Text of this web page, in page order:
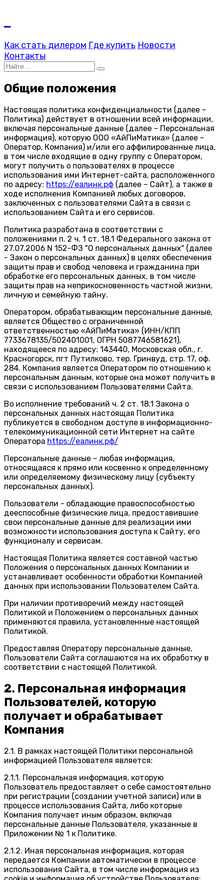
Как стать дилером Где купить Новости
Контакты
Общие положения
Настоящая политика конфиденциальности (далее –
Политика) действует в отношении всей информации,
включая персональные данные (далее – Персональная
информация), которую ООО «АйПиМатика» (далее –
Оператор, Компания) и/или его аффилированные лица,
в том числе входящие в одну группу с Оператором,
могут получить о пользователях в процессе
использования ими Интернет-сайта, расположенного
по адресу: https://еалинк.рф (далее – Сайт), а также в
ходе исполнения Компанией любых договоров,
заключенных с пользователями Сайта в связи с
использованием Сайта и его сервисов.
Политика разработана в соответствии с
положениями п. 2 ч. 1 ст. 18.1 Федерального закона от
27.07.2006 N 152-ФЗ "О персональных данных" (далее
- Закон о персональных данных) в целях обеспечения
защиты прав и свобод человека и гражданина при
обработке его персональных данных, в том числе
защиты прав на неприкосновенность частной жизни,
личную и семейную тайну.
Оператором, обрабатывающим персональные данные,
является Общество с ограниченной
ответственностью «АйПиМатика» (ИНН/КПП
7733678135/502401001, ОГРН 5087746581621),
находящееся по адресу: 143440, Московская обл., г.
Красногорск, пгт Путилково, тер. Гринвуд, стр. 17, оф.
284. Компания является Оператором по отношению к
персональным данным, которые она может получить в
связи с использованием Пользователями Сайта.
Во исполнение требований ч. 2 ст. 18.1 Закона о
персональных данных настоящая Политика
публикуется в свободном доступе в информационно-
телекоммуникационной сети Интернет на сайте
Оператора https://еалинк.рф/
Персональные данные – любая информация,
относящаяся к прямо или косвенно к определенному
или определяемому физическому лицу (субъекту
персональных данных).
Пользователи - обладающие правоспособностью
дееспособные физические лица, предоставившие
свои персональные данные для реализации ими
возможности использования доступа к Сайту, его
функционалу и сервисам.
Настоящая Политика является составной частью
Положения о персональных данных Компании и
устанавливает особенности обработки Компанией
данных при использовании Пользователем Сайта.
При наличии противоречий между настоящей
Политикой и Положением о персональных данных
применяются правила, установленные настоящей
Политикой.
Предоставляя Оператору персональные данные,
Пользователи Сайта соглашаются на их обработку в
соответствии с настоящей Политикой.
2. Персональная информация
Пользователей, которую
получает и обрабатывает
Компания
2.1. В рамках настоящей Политики персональной
информацией Пользователя является:
2.1.1. Персональная информация, которую
Пользователь предоставляет о себе самостоятельно
при регистрации (создании учетной записи) или в
процессе использования Сайта, либо которые
Компания получает иным образом, включая
персональные данные Пользователя, указанные в
Приложении № 1 к Политике.
2.1.2. Иная персональная информация, которая
передается Компании автоматически в процессе
использования Сайта, в том числе информация из